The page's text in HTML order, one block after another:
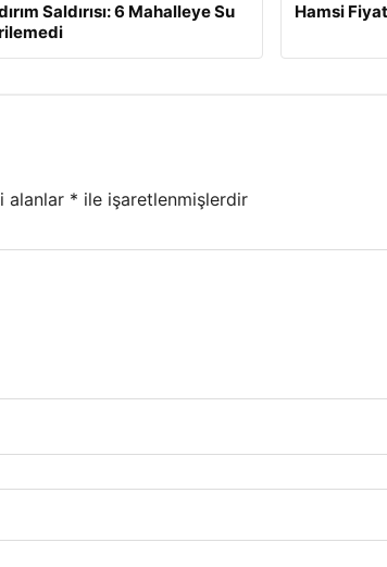
Saldırısı: 6 Mahalleye Su
Hamsi
alanlar * ile işaretlenmişlerdir